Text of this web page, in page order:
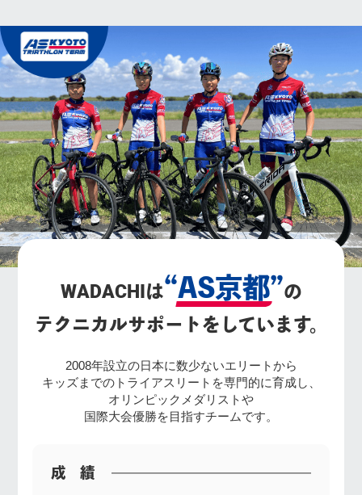
WADACHIは“AS京都”の
テクニカルサポートをしています。
2008年設立の日本に数少ないエリートから
キッズまでのトライアスリートを専門的に育成し、
オリンピックメダリストや
国際大会優勝を目指すチームです。
成績